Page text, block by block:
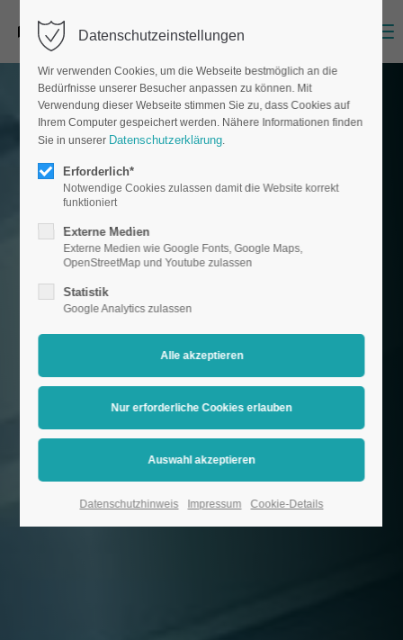
Datenschutzeinstellungen
Wir verwenden Cookies, um die Webseite bestmöglich an die
Bedürfnisse unserer Besucher anpassen zu können. Mit
Verwendung dieser Webseite stimmen Sie zu, dass Cookies auf
Ihrem Computer gespeichert werden. Nähere Informationen finden
Sie in unserer Datenschutzerklärung.
Erforderlich*
Notwendige Cookies zulassen damit die Website korrekt
funktioniert
Externe Medien
Externe Medien wie Google Fonts, Google Maps,
OpenStreetMap und Youtube zulassen
Statistik
Google Analytics zulassen
Datenschutzhinweis Impressum Cookie-Details